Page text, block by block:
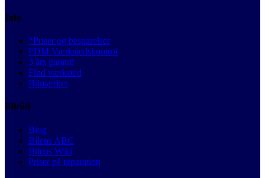
Info
*Priser og besparelser
FDM Værkstedskontrol
3 års garanti
Find værksted
Bilmærker
Bilråd
Blog
Bilens ABC
Bilens Wiki
Priser på reparation